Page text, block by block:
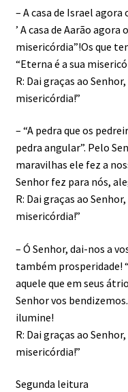
– A casa de Israel
’ A casa de Aarão agora
misericórdia”!Os que
“Eterna é a sua
R: Dai graças ao
misericórdia!”
– “A pedra que os
pedra angular”. Pelo
maravilhas ele fez a
Senhor fez para nós,
R: Dai graças ao
misericórdia!”
– Ó Senhor, dai-nos a
também prosperidade!
aquele que em seus
Senhor vos
ilumine!
R: Dai graças ao
misericórdia!”
Segunda leitura